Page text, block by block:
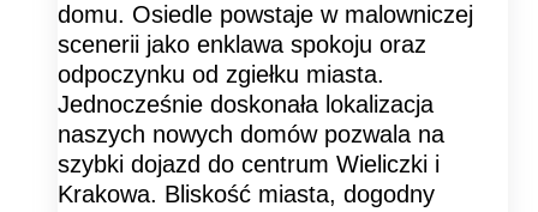
domu. Osiedle powstaje w malowniczej
scenerii jako enklawa spokoju oraz
odpoczynku od zgiełku miasta.
Jednocześnie doskonała lokalizacja
naszych nowych domów pozwala na
szybki dojazd do centrum Wieliczki i
Krakowa. Bliskość miasta, dogodny